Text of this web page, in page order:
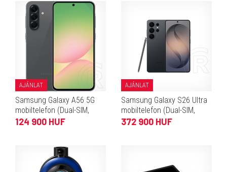
AJÁNLAT
Samsung Galaxy A56 5G
mobiltelefon (Dual-SIM,
8/128 GB, grafitszürke)
124 900 HUF
AJÁNLAT
Samsung Galaxy S26 Ultra
mobiltelefon (Dual-SIM,
12/256 GB, fekete)
372 900 HUF